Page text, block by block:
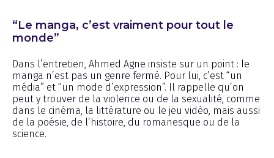
“Le manga, c’est vraiment pour tout le
monde”
Dans l’entretien, Ahmed Agne insiste sur un point : le
manga n’est pas un genre fermé. Pour lui, c’est “un
média” et “un mode d’expression”. Il rappelle qu’on
peut y trouver de la violence ou de la sexualité, comme
dans le cinéma, la littérature ou le jeu vidéo, mais aussi
de la poésie, de l’histoire, du romanesque ou de la
science.